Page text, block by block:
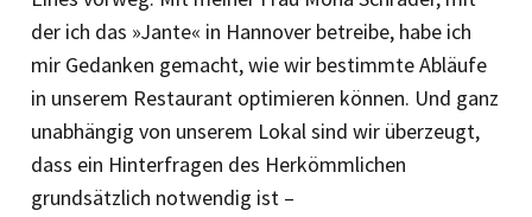
der ich das »Jante« in Hannover betreibe, habe ich
mir Gedanken gemacht, wie wir bestimmte Abläufe
in unserem Restaurant optimieren können. Und ganz
unabhängig von unserem Lokal sind wir überzeugt,
dass ein Hinterfragen des Herkömm­lichen
grundsätzlich notwendig ist –